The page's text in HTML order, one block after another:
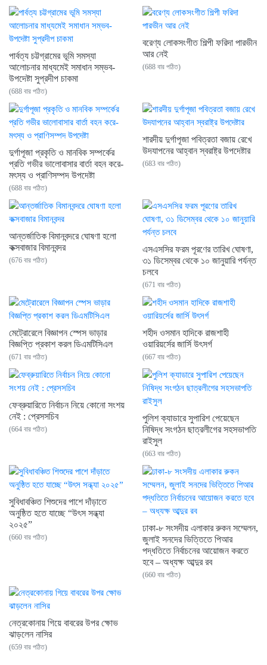
পার্বত্য চট্টগ্রামের ভূমি সমস্যা
আলোচনার মাধ্যমেই সমাধান সম্ভব-
উপদেষ্টা সুপ্রদীপ চাকমা
(688 বার পঠিত)
বরেণ্য লোকসংগীত শিল্পী ফরিদা পারভীন
আর নেই
(688 বার পঠিত)
দুর্গাপূজা প্রকৃতি ও মানবিক সম্পর্কের
প্রতি গভীর ভালোবাসার বার্তা বহন করে-
মৎস্য ও প্রাণিসম্পদ উপদেষ্টা
(688 বার পঠিত)
শারদীয় দুর্গাপূজা পবিত্রতা বজায় রেখে
উদযাপনের আহ্বান স্বরাষ্ট্র উপদেষ্টার
(683 বার পঠিত)
আন্তর্জাতিক বিমানবন্দরে ঘোষণা হলো
কক্সবাজার বিমানবন্দর
(676 বার পঠিত)
এসএসসির ফরম পূরণের তারিখ ঘোষণা,
৩১ ডিসেম্বর থেকে ১০ জানুয়ারি পর্যন্ত
চলবে
(671 বার পঠিত)
মেট্রোরেলে বিজ্ঞাপন স্পেস ভাড়ার
বিজ্ঞপ্তি প্রকাশ করল ডিএমটিসিএল
(671 বার পঠিত)
শহীদ ওসমান হাদিকে রাজশাহী
ওয়ারিয়র্সের জার্সি উৎসর্গ
(667 বার পঠিত)
ফেব্রুয়ারিতে নির্বাচন নিয়ে কোনো সংশয়
নেই : প্রেসসচিব
(664 বার পঠিত)
পুলিশ ক্যাডারে সুপারিশ পেয়েছেন
নিষিদ্ধ সংগঠন ছাত্রলীগের সহসভাপতি
রাইসুল
(663 বার পঠিত)
সুবিধাবঞ্চিত শিশুদের পাশে দাঁড়াতে
অনুষ্ঠিত হতে যাচ্ছে “উৎস সন্ধ্যা
২০২৫”
(660 বার পঠিত)
ঢাকা-৮ সংসদীয় এলাকার রুকন সম্মেলন,
জুলাই সনদের ভিত্তিতে পিআর
পদ্ধতিতে নির্বাচনের আয়োজন করতে
হবে – অধ্যক্ষ আব্দুর রব
(660 বার পঠিত)
নেত্রকোনায় গিয়ে বাবরের উপর ক্ষোভ
ঝাড়লেন নাসির
(659 বার পঠিত)